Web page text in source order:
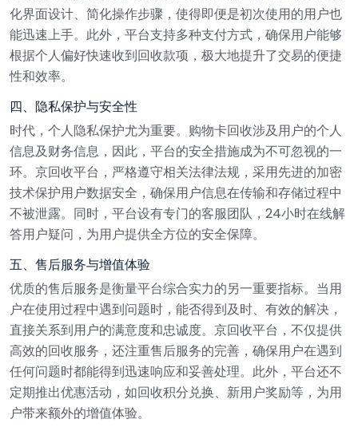
化界面设计、简化操作步骤，使得即便是初次使用的用户也
能迅速上手。此外，平台支持多种支付方式，确保用户能够
根据个人偏好快速收到回收款项，极大地提升了交易的便捷
性和效率。
四、隐私保护与安全性
时代，个人隐私保护尤为重要。购物卡回收涉及用户的个人
信息及财务信息，因此，平台的安全措施成为不可忽视的一
环。京回收平台，严格遵守相关法律法规，采用先进的加密
技术保护用户数据安全，确保用户信息在传输和存储过程中
不被泄露。同时，平台设有专门的客服团队，24小时在线解
答用户疑问，为用户提供全方位的安全保障。
五、售后服务与增值体验
优质的售后服务是衡量平台综合实力的另一重要指标。当用
户在使用过程中遇到问题时，能否得到及时、有效的解决，
直接关系到用户的满意度和忠诚度。京回收平台，不仅提供
高效的回收服务，还注重售后服务的完善，确保用户在遇到
任何问题时都能得到迅速响应和妥善处理。此外，平台还不
定期推出优惠活动，如回收积分兑换、新用户奖励等，为用
户带来额外的增值体验。